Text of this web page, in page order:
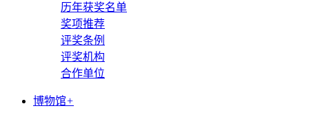
历年获奖名单
奖项推荐
评奖条例
评奖机构
合作单位
博物馆+